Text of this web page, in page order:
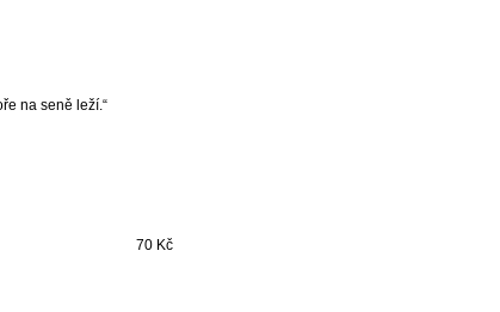
na seně leží.“
70 Kč